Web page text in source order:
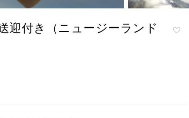
迎付き（ニュージーランド